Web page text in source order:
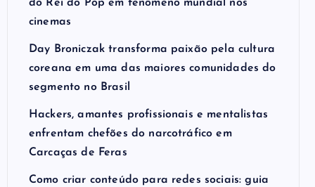
do Rei do Pop em fenômeno mundial nos
cinemas
Day Broniczak transforma paixão pela cultura
coreana em uma das maiores comunidades do
segmento no Brasil
Hackers, amantes profissionais e mentalistas
enfrentam chefões do narcotráfico em
Carcaças de Feras
Como criar conteúdo para redes sociais: guia